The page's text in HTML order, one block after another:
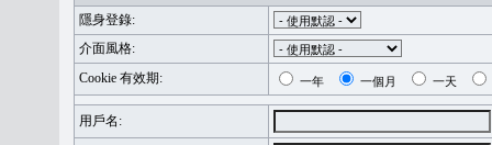
隱身登錄:
介面風格:
Cookie 有效期:
一年 一個月 一天
用戶名: